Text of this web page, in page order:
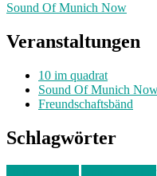
Sound Of Munich Now
Veranstaltungen
10 im quadrat
Sound Of Munich
Freundschaftsbänd
Schlagwörter